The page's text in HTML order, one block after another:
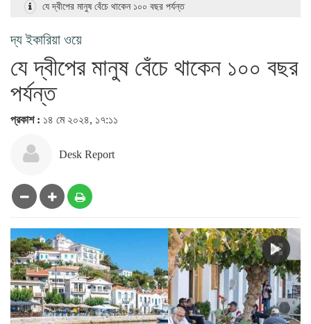
যে দ্বীপের মানুষ বেঁচে থাকেন ১০০ বছর পর্যন্ত
দ্য ইকারিয়া ওয়ে
যে দ্বীপের মানুষ বেঁচে থাকেন ১০০ বছর
পর্যন্ত
প্রকাশ : ১৪ মে ২০২৪, ১৭:১১
Desk Report